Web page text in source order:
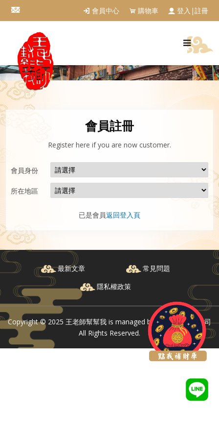
會員中心 購物車 登入|註冊
會員註冊
Register here if you are now customer.
會員身份
所在地區
已是會員返回登入頁
最新文章
常見問題
隱私權政策
Copyright © 2025 王老師幫幫我 is managed by 玖陸好運有限公司
All Rights Reserved.